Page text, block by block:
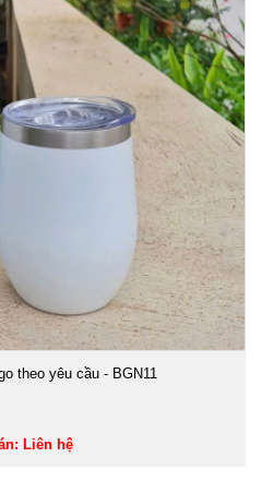
theo yêu cầu - BGN11
Liên hệ